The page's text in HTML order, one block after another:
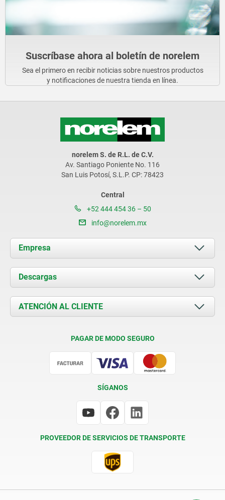
Suscríbase ahora al boletín de norelem
Sea el primero en recibir noticias sobre nuestros productos
y notificaciones de nuestra tienda en línea.
norelem S. de R.L. de C.V.
Av. Santiago Poniente No. 116
San Luis Potosí, S.L.P. CP: 78423
Central
+52 444 454 36 – 50
info@norelem.mx
Empresa
Acerca de nosotros
Novedades
Contacto
Descargas
Documents
ATENCIÓN AL CLIENTE
PAGAR DE MODO SEGURO
SÍGANOS
PROVEEDOR DE SERVICIOS DE TRANSPORTE